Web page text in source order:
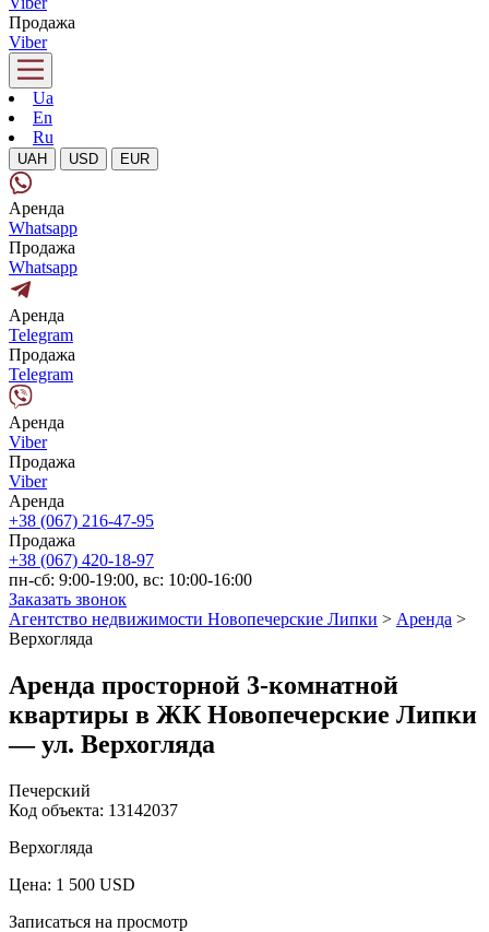
Продажа
Viber
Ua
En
Ru
UAH USD EUR
Аренда
Whatsapp
Продажа
Whatsapp
Аренда
Telegram
Продажа
Telegram
Аренда
Viber
Продажа
Viber
Аренда
+38 (067) 216-47-95
Продажа
+38 (067) 420-18-97
пн-сб: 9:00-19:00, вс: 10:00-16:00
Заказать звонок
Агентство недвижимости Новопечерские Липки > Аренда >
Верхогляда
Аренда просторной 3-комнатной
квартиры в ЖК Новопечерские Липки
— ул. Верхогляда
Печерский
Код объекта: 13142037
Верхогляда
Цена: 1 500 USD
Записаться на просмотр